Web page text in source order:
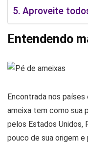
Aproveite
Entendendo
Encontrada nos
ameixa tem como sua
pelos Estados Unidos,
pouco de sua origem e